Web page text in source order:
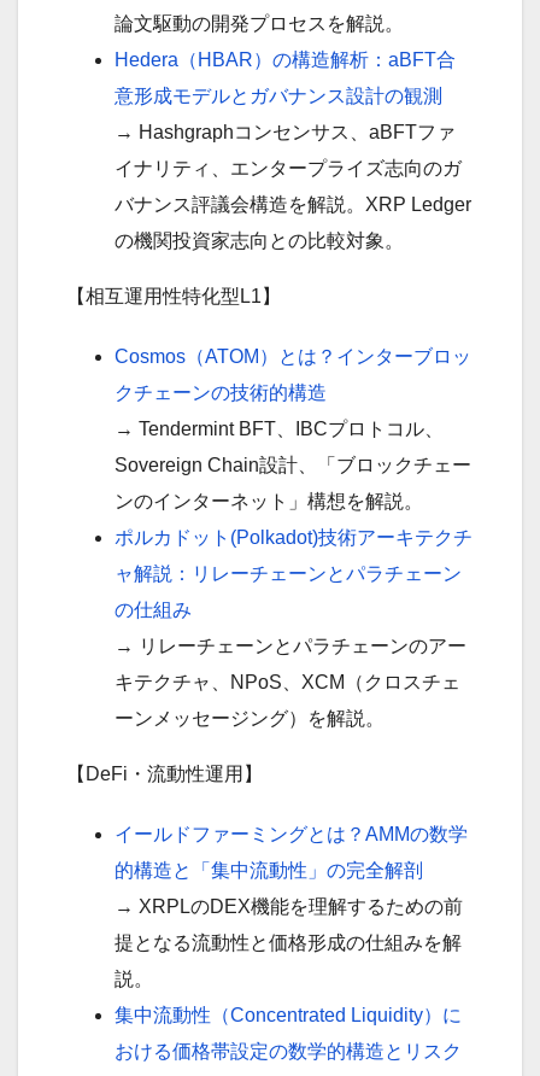
論文駆動の開発プロセスを解説。
Hedera（HBAR）の構造解析：aBFT合
意形成モデルとガバナンス設計の観測
→ Hashgraphコンセンサス、aBFTファ
イナリティ、エンタープライズ志向のガ
バナンス評議会構造を解説。XRP Ledger
の機関投資家志向との比較対象。
【相互運用性特化型L1】
Cosmos（ATOM）とは？インターブロッ
クチェーンの技術的構造
→ Tendermint BFT、IBCプロトコル、
Sovereign Chain設計、「ブロックチェー
ンのインターネット」構想を解説。
ポルカドット(Polkadot)技術アーキテクチ
ャ解説：リレーチェーンとパラチェーン
の仕組み
→ リレーチェーンとパラチェーンのアー
キテクチャ、NPoS、XCM（クロスチェ
ーンメッセージング）を解説。
【DeFi・流動性運用】
イールドファーミングとは？AMMの数学
的構造と「集中流動性」の完全解剖
→ XRPLのDEX機能を理解するための前
提となる流動性と価格形成の仕組みを解
説。
集中流動性（Concentrated Liquidity）に
おける価格帯設定の数学的構造とリスク